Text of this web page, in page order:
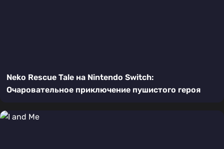
Neko Rescue Tale на Nintendo Switch:
Очаровательное приключение пушистого героя